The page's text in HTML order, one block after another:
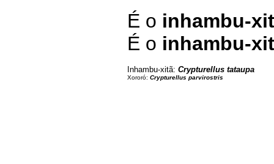
É o inhambu-
É o inhambu-
Inhambu-xitã: Crypturellus tataupa
Xororó: Crypturellus parvirostris